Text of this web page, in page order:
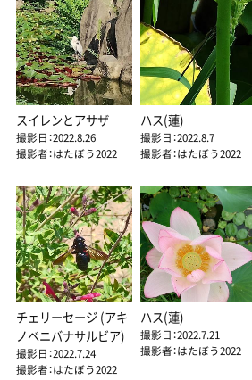
スイレンとアサザ
撮影日：2022.8.26
撮影者：はたぼう2022
ハス(蓮)
撮影日：2022.8.7
撮影者：はたぼう2022
チェリーセージ (アキ
ノベニバナサルビア)
撮影日：2022.7.24
撮影者：はたぼう2022
ハス(蓮)
撮影日：2022.7.21
撮影者：はたぼう2022